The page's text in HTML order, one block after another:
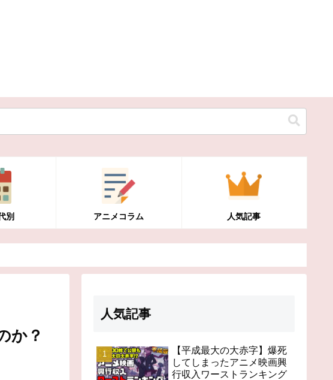
別 アニメコラム 人気記事
か？
人気記事
【平成最大の大赤字】爆死
してしまったアニメ映画興
行収入ワーストランキング